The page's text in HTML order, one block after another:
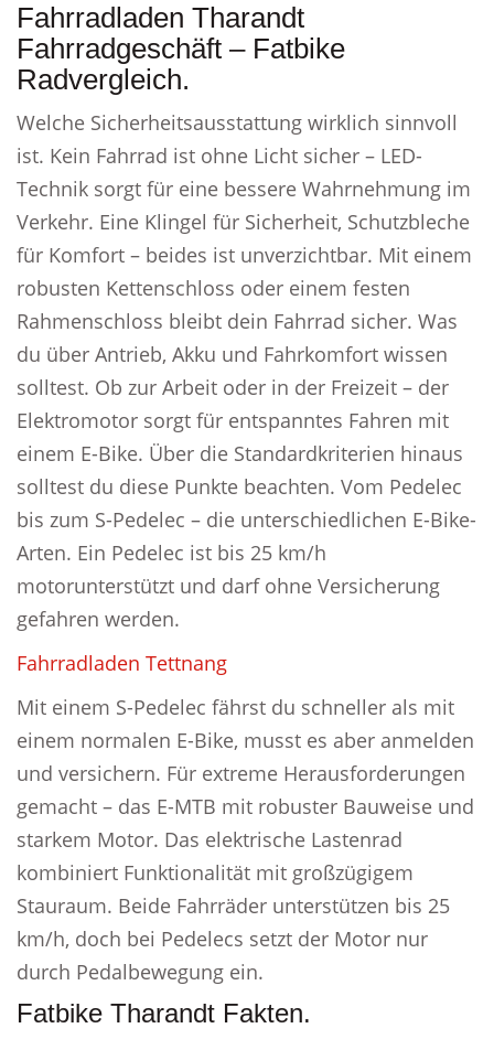
Fahrradladen Tharandt
Fahrradgeschäft – Fatbike
Radvergleich.
Welche Sicherheitsausstattung wirklich sinnvoll
ist. Kein Fahrrad ist ohne Licht sicher – LED-
Technik sorgt für eine bessere Wahrnehmung im
Verkehr. Eine Klingel für Sicherheit, Schutzbleche
für Komfort – beides ist unverzichtbar. Mit einem
robusten Kettenschloss oder einem festen
Rahmenschloss bleibt dein Fahrrad sicher. Was
du über Antrieb, Akku und Fahrkomfort wissen
solltest. Ob zur Arbeit oder in der Freizeit – der
Elektromotor sorgt für entspanntes Fahren mit
einem E-Bike. Über die Standardkriterien hinaus
solltest du diese Punkte beachten. Vom Pedelec
bis zum S-Pedelec – die unterschiedlichen E-Bike-
Arten. Ein Pedelec ist bis 25 km/h
motorunterstützt und darf ohne Versicherung
gefahren werden.
Fahrradladen Tettnang
Mit einem S-Pedelec fährst du schneller als mit
einem normalen E-Bike, musst es aber anmelden
und versichern. Für extreme Herausforderungen
gemacht – das E-MTB mit robuster Bauweise und
starkem Motor. Das elektrische Lastenrad
kombiniert Funktionalität mit großzügigem
Stauraum. Beide Fahrräder unterstützen bis 25
km/h, doch bei Pedelecs setzt der Motor nur
durch Pedalbewegung ein.
Fatbike Tharandt Fakten.